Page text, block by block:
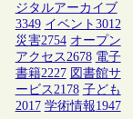
ジタルアーカイブ
3349 イベント 3012
災害2754 オープン
アクセス2678 電子
書籍2227 図書館サ
ービス2178 子ども
2017 学術情報1947